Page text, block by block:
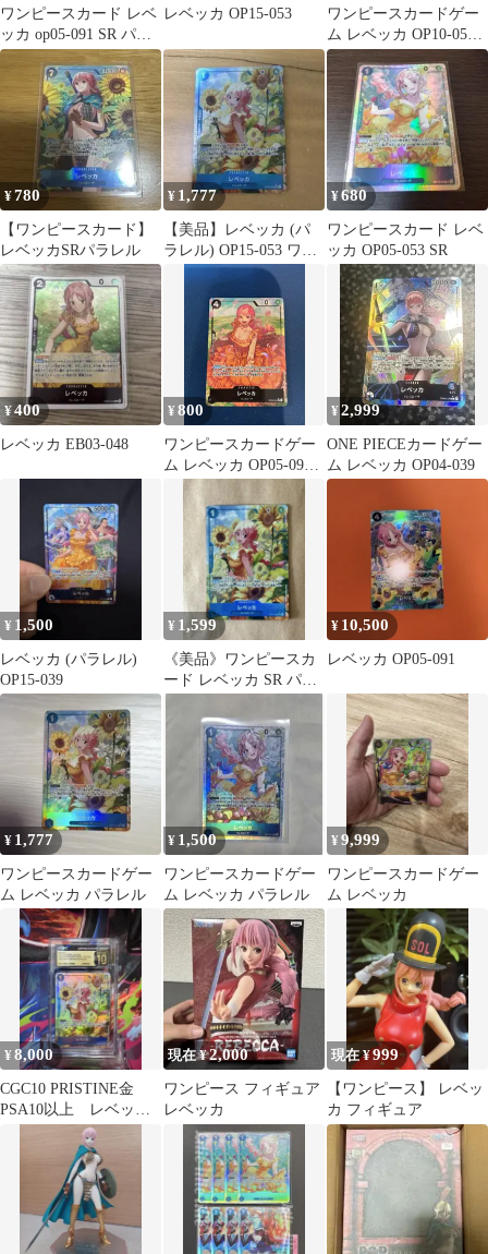
ワンピースカード レベ
ッカ op05-091 SR パラ
レル
レベッカ OP15-053
ワンピースカードゲー
ム レベッカ OP10-056
パラレル
¥780
【ワンピースカード】
レベッカSRパラレル
¥ 1,777
【美品】レベッカ (パ
ラレル) OP15-053 ワン
ピースカード
¥680
ワンピースカード レベ
ッカ OP05-053 SR
¥400
レベッカ EB03-048
¥800
ワンピースカードゲー
ム レベッカ OP05-091
パラレル
¥2,999
ONE PIECEカードゲー
ム レベッカ OP04-039
¥ 1,500
レベッカ (パラレル)
OP15-039
¥ 1,599
《美品》ワンピースカ
ード レベッカ SR パラ
¥ 10,500
レベッカ OP05-091
¥ 1,777
ワンピースカードゲー
ム レベッカ パラレル
¥ 1,500
ワンピースカードゲー
ム レベッカ パラレル
¥9,999
ワンピースカードゲー
ム レベッカ
¥8,000
CGC10 PRISTINE金
PSA10以上 レベッ
カ OP15-053
現在 ¥2,000
ワンピース フィギュア
レベッカ
現在 ¥999
【ワンピース】 レベッ
カ フィギュア